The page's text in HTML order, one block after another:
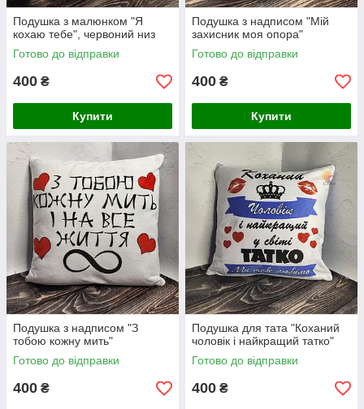
Подушка з малюнком "Я
кохаю тебе", червоний низ
Готово до відправки
400 ₴
Купити
Подушка з надписом "Мій
захисник моя опора"
Готово до відправки
400 ₴
Купити
Подушка з надписом "З
тобою кожну мить"
Готово до відправки
400 ₴
Подушка для тата "Коханий
чоловік і найкращий татко"
Готово до відправки
400 ₴